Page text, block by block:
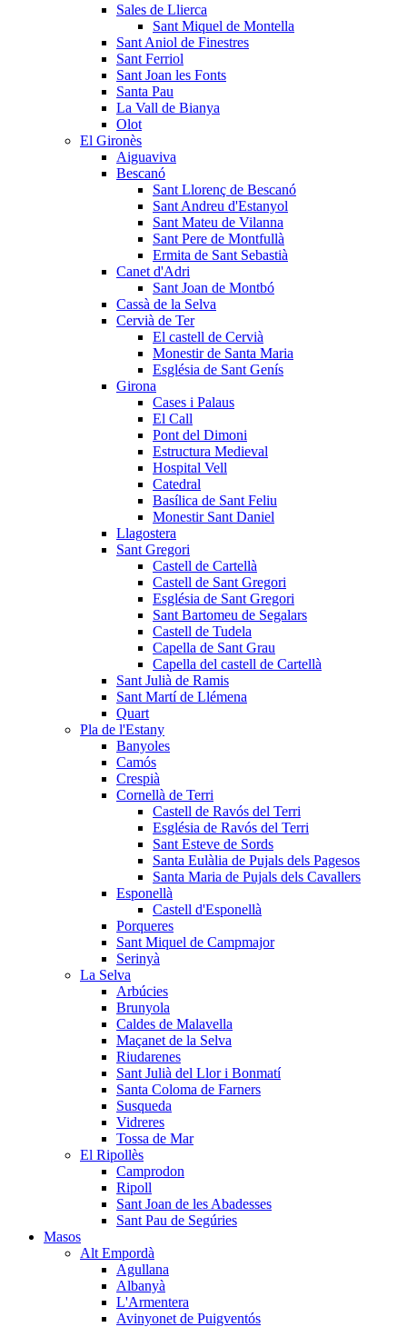
Sales de Llierca
Sant Miquel de Montella
Sant Aniol de Finestres
Sant Ferriol
Sant Joan les Fonts
Santa Pau
La Vall de Bianya
Olot
El Gironès
Aiguaviva
Bescanó
Sant Llorenç de Bescanó
Sant Andreu d'Estanyol
Sant Mateu de Vilanna
Sant Pere de Montfullà
Ermita de Sant Sebastià
Canet d'Adri
Sant Joan de Montbó
Cassà de la Selva
Cervià de Ter
El castell de Cervià
Monestir de Santa Maria
Església de Sant Genís
Girona
Cases i Palaus
El Call
Pont del Dimoni
Estructura Medieval
Hospital Vell
Catedral
Basílica de Sant Feliu
Monestir Sant Daniel
Llagostera
Sant Gregori
Castell de Cartellà
Castell de Sant Gregori
Església de Sant Gregori
Sant Bartomeu de Segalars
Castell de Tudela
Capella de Sant Grau
Capella del castell de Cartellà
Sant Julià de Ramis
Sant Martí de Llémena
Quart
Pla de l'Estany
Banyoles
Camós
Crespià
Cornellà de Terri
Castell de Ravós del Terri
Església de Ravós del Terri
Sant Esteve de Sords
Santa Eulàlia de Pujals dels Pagesos
Santa Maria de Pujals dels Cavallers
Esponellà
Castell d'Esponellà
Porqueres
Sant Miquel de Campmajor
Serinyà
La Selva
Arbúcies
Brunyola
Caldes de Malavella
Maçanet de la Selva
Riudarenes
Sant Julià del Llor i Bonmatí
Santa Coloma de Farners
Susqueda
Vidreres
Tossa de Mar
El Ripollès
Camprodon
Ripoll
Sant Joan de les Abadesses
Sant Pau de Segúries
Masos
Alt Empordà
Agullana
Albanyà
L'Armentera
Avinyonet de Puigventós